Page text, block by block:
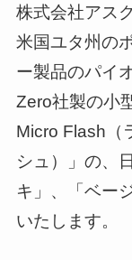
株式会社アス
米国ユタ州の
ー製品のパイ
Zero社製の小
Micro Flash（
シュ）」の、
キ」、「ベー
いたします。